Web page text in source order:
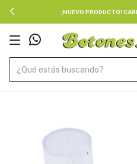
¡NUEVO PRODUCTO!